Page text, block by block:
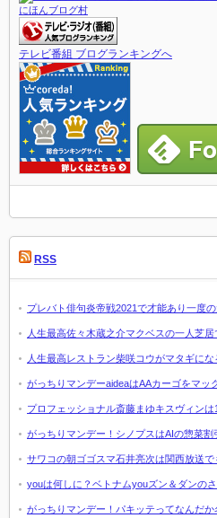
にほんブログ村
テレビ番組 ブログランキングへ
RSS
プレバト俳句炎帝戦2021で才能あり一度の
人生最高佐々木蔵之介マクベスの一人芝居
人生最高レストラン柴咲コウがマタギに
がっちりマンデーaideaはAAカーゴをマッ
プロフェッショナル斎藤まゆキスヴィン
がっちりマンデー！シノプスはAIの惣菜割
サワコの朝ゴゴスマ石井亮次は関西放送で
youは何しに？ベトナムyouズン＆ダンの
がっちりマンデー！パキッテってなんだか